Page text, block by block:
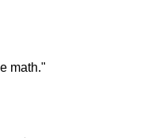
math."